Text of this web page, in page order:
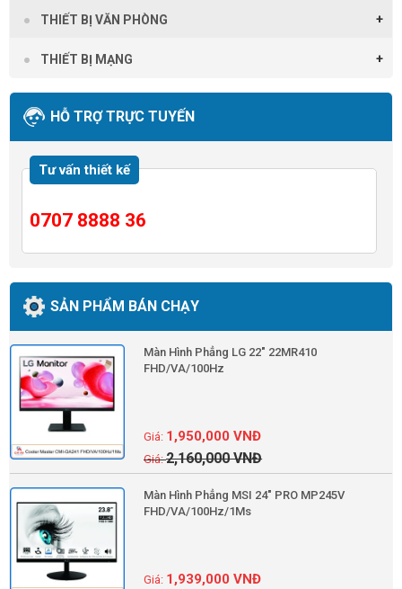
THIẾT BỊ VĂN PHÒNG
THIẾT BỊ MẠNG
HỖ TRỢ TRỰC TUYẾN
Tư vấn thiết kế
0707 8888 36
SẢN PHẨM BÁN CHẠY
Màn Hình Phẳng LG 22" 22MR410
FHD/VA/100Hz
2,160,000VNĐ
1,950,000VNĐ
Màn Hình Phẳng MSI 24" PRO MP245V
FHD/VA/100Hz/1Ms
1,939,000VNĐ